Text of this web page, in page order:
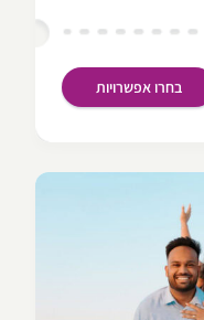
בחרו אפשרויות